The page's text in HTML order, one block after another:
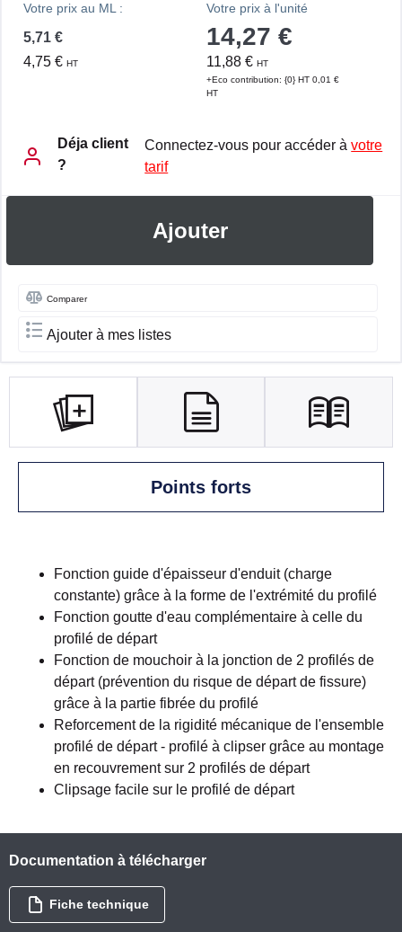
Votre prix au ML :
5,71 €
4,75 € HT
Votre prix à l'unité
14,27 €
11,88 € HT
+Eco contribution: {0} HT 0,01 €
HT
Déja client
?
Connectez-vous pour accéder àvotre
tarif
Ajouter
Comparer
Ajouter à mes listes
Points forts
Fonction guide d'épaisseur d'enduit (charge
constante) grâce à la forme de l'extrémité du profilé
Fonction goutte d'eau complémentaire à celle du
profilé de départ
Fonction de mouchoir à la jonction de 2 profilés de
départ (prévention du risque de départ de fissure)
grâce à la partie fibrée du profilé
Reforcement de la rigidité mécanique de l'ensemble
profilé de départ - profilé à clipser grâce au montage
en recouvrement sur 2 profilés de départ
Clipsage facile sur le profilé de départ
Documentation à télécharger
Fiche technique